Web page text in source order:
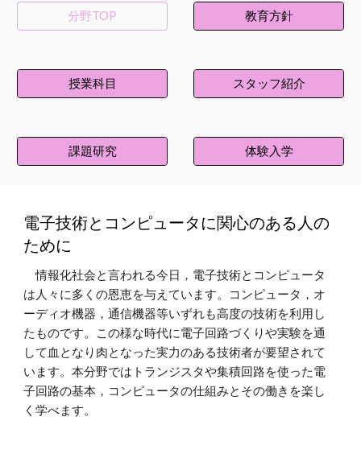
分野TOP 教育方針
授業科目 スタッフ紹介
課題研究 体験入学
電子技術とコンピュータに関心のある人の
ために
情報化社会と言われる今日，電子技術とコンピュータ
は人々に多くの恩恵を与えています。コンピュータ，オ
ーディオ機器，通信機器等いずれも高度の技術を利用し
たものです。この様な時代に電子回路づくりや実験を通
して血となり肉となった実力のある技術者が要望されて
います。本分野ではトランジスタや集積回路を使った電
子回路の基本，コンピュータの仕組みとその働きを楽し
く学べます。